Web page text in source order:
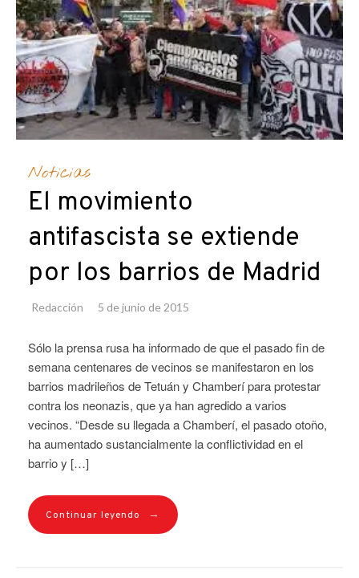
Noticias
El movimiento
antifascista se extiende
por los barrios de Madrid
Redacción 5 de junio de 2015
Sólo la prensa rusa ha informado de que el pasado fin de
semana centenares de vecinos se manifestaron en los
barrios madrileños de Tetuán y Chamberí para protestar
contra los neonazis, que ya han agredido a varios
vecinos. “Desde su llegada a Chamberí, el pasado otoño,
ha aumentado sustancialmente la conflictividad en el
barrio y […]
Continuar leyendo →